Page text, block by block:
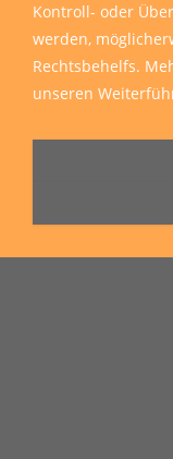
Kontroll- oder
werden,
Rechtsbehelfs.
unseren